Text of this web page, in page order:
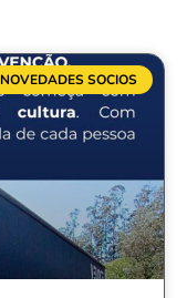
NOVEDADES SOCIOS